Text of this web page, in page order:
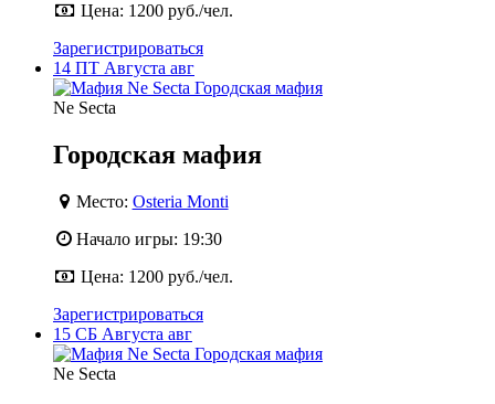
Цена: 1200 руб./чел.
Зарегистрироваться
14 ПТ Августа авг
Ne Secta
Городская мафия
Место: Osteria Monti
Начало игры: 19:30
Цена: 1200 руб./чел.
Зарегистрироваться
15 СБ Августа авг
Ne Secta